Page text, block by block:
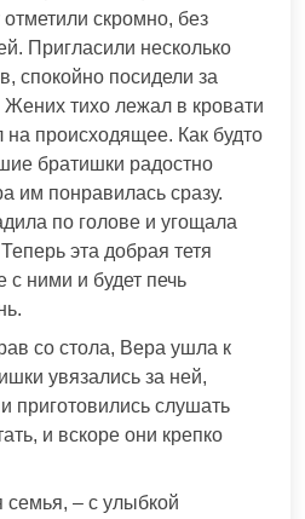
скромно, без
Пригласили несколько
спокойно посидели за
тихо лежал в кровати
на происходящее. Как будто
братишки радостно
им понравилась сразу.
по голове и угощала
эта добрая тетя
с ними и будет печь
со стола, Вера ушла к
увязались за ней,
приготовились слушать
и вскоре они крепко
семья, – с улыбкой